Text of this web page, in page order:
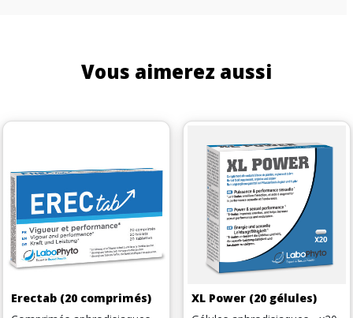
Vous aimerez aussi
Erectab (20 comprimés)
XL Power (20 gélules)